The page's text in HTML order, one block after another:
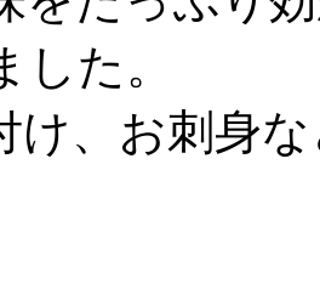
した。
け、お刺身